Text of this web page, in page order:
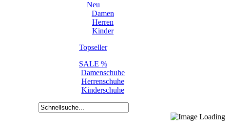
Neu
Damen
Herren
Kinder
Topseller
SALE %
Damenschuhe
Herrenschuhe
Kinderschuhe